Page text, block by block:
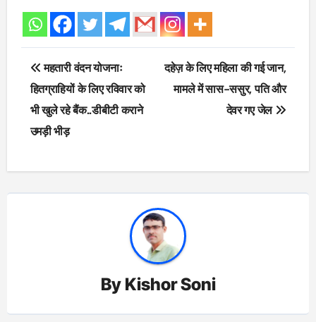
Post
navigation
महतारी वंदन योजनाः
हितग्राहियों के लिए रविवार को
भी खुले रहे बैंक..डीबीटी कराने
उमड़ी भीड़
दहेज़ के लिए महिला की गई जान,
मामले में सास-ससुर, पति और
देवर गए जेल
By Kishor Soni